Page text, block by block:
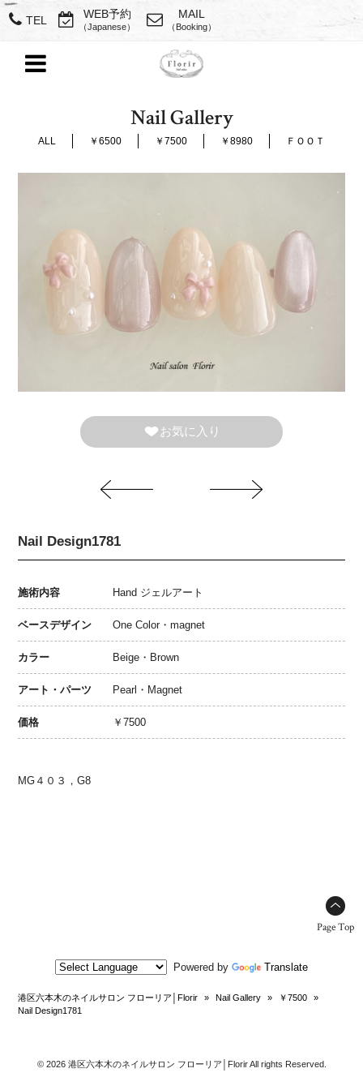
TEL WEB予約
（Japanese）
MAIL
（Booking）
Nail Gallery
ALL ￥6500 ￥7500 ￥8980 ＦＯＯＴ
お気に入り
Nail Design1781
施術内容 Hand ジェルアート
ベースデザイン One Color・magnet
カラー Beige・Brown
アート・パーツ Pearl・Magnet
価格 ￥7500
MG４０３，G8
Page Top
Powered by Translate
港区六本木のネイルサロン フローリア│Florir » Nail Gallery » ￥7500
»
Nail Design1781
© 2026 港区六本木のネイルサロン フローリア│Florir All rights Reserved.